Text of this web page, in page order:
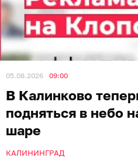
05.08.2026 09:00
В Калинково
подняться в небо
шаре
КАЛИНИНГРАД